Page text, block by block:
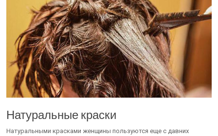
Натуральные краски
Натуральными красками женщины пользуются еще с давних